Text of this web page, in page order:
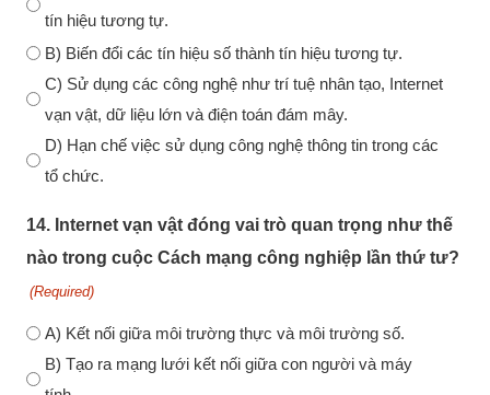
tín hiệu tương tự.
B) Biến đổi các tín hiệu số thành tín hiệu tương tự.
C) Sử dụng các công nghệ như trí tuệ nhân tạo, Internet
vạn vật, dữ liệu lớn và điện toán đám mây.
D) Hạn chế việc sử dụng công nghệ thông tin trong các
tổ chức.
14. Internet vạn vật đóng vai trò quan trọng như thế
nào trong cuộc Cách mạng công nghiệp lần thứ tư?
(Required)
A) Kết nối giữa môi trường thực và môi trường số.
B) Tạo ra mạng lưới kết nối giữa con người và máy